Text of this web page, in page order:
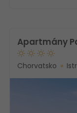
Apartmány
Chorvatsko